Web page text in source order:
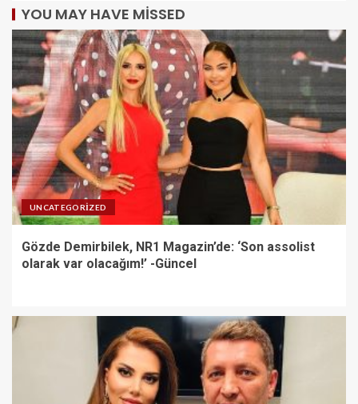
YOU MAY HAVE MISSED
UNCATEGORIZED
Gözde Demirbilek, NR1 Magazin’de: ‘Son assolist
olarak var olacağım!’ -Güncel